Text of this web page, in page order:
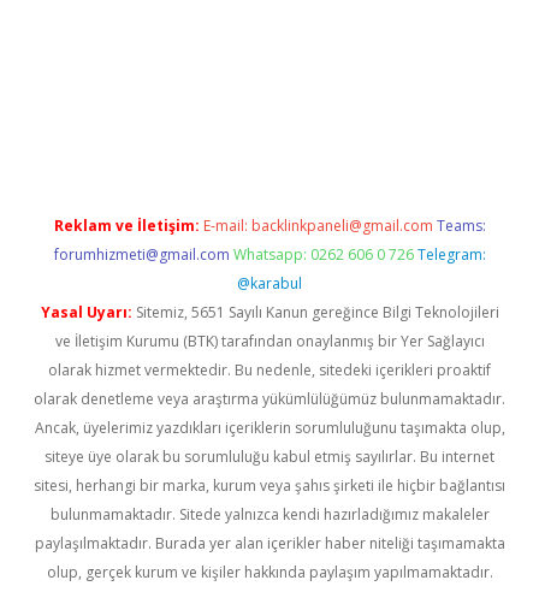
Reklam ve İletişim: E-mail: backlinkpaneli@gmail.com Teams:
forumhizmeti@gmail.com Whatsapp: 0262 606 0 726 Telegram:
@karabul
Yasal Uyarı: Sitemiz, 5651 Sayılı Kanun gereğince Bilgi Teknolojileri
ve İletişim Kurumu (BTK) tarafından onaylanmış bir Yer Sağlayıcı
olarak hizmet vermektedir. Bu nedenle, sitedeki içerikleri proaktif
olarak denetleme veya araştırma yükümlülüğümüz bulunmamaktadır.
Ancak, üyelerimiz yazdıkları içeriklerin sorumluluğunu taşımakta olup,
siteye üye olarak bu sorumluluğu kabul etmiş sayılırlar. Bu internet
sitesi, herhangi bir marka, kurum veya şahıs şirketi ile hiçbir bağlantısı
bulunmamaktadır. Sitede yalnızca kendi hazırladığımız makaleler
paylaşılmaktadır. Burada yer alan içerikler haber niteliği taşımamakta
olup, gerçek kurum ve kişiler hakkında paylaşım yapılmamaktadır.